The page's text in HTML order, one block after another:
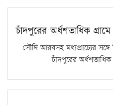
চাঁদপুরের অর্ধশতাধিক
সৌদি আরবসহ মধ্যপ্রাচ্যের
চাঁদপুরের অর্ধশতাধিক